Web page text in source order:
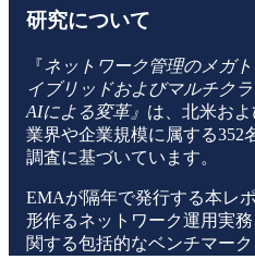
研究について
『ネットワーク管理のメガ
イブリッドおよびマルチク
AIによる変革』 は、北米お
業界や企業規模に属する352
調査に基づいています。
EMAが隔年で発行する本レ
形作るネットワーク運用実
関する包括的なベンチマーク